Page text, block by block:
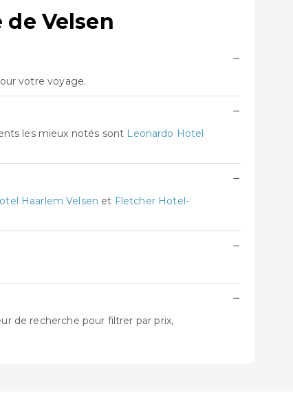
Velsen
−
votre voyage.
−
les mieux notés sont Leonardo Hotel
−
Haarlem Velsen et Fletcher Hotel-
−
−
de recherche pour filtrer par prix,